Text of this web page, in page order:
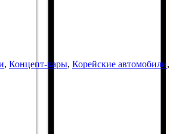
, Концепт-кары, Корейские автомобили,